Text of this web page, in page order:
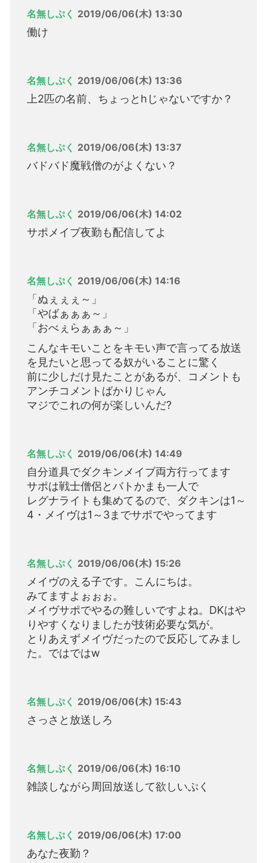
名無しぷく 2019/06/06(木) 13:30
働け
名無しぷく 2019/06/06(木) 13:36
上2匹の名前、ちょっとhじゃないですか？
名無しぷく 2019/06/06(木) 13:37
バドバド魔戦僧のがよくない？
名無しぷく 2019/06/06(木) 14:02
サポメイブ夜勤も配信してよ
名無しぷく 2019/06/06(木) 14:16
「ぬぇぇぇ～」
「やばぁぁぁ～」
「おべぇらぁぁぁ～」
こんなキモいことをキモい声で言ってる放送
を見たいと思ってる奴がいることに驚く
前に少しだけ見たことがあるが、コメントも
アンチコメントばかりじゃん
マジでこれの何が楽しいんだ?
名無しぷく 2019/06/06(木) 14:49
自分道具でダクキンメイブ両方行ってます
サポは戦士僧侶とバトかまも一人で
レグナライトも集めてるので、ダクキンは1～
4・メイヴは1～3までサポでやってます
名無しぷく 2019/06/06(木) 15:26
メイヴのえる子です。こんにちは。
みてますよぉぉぉ。
メイヴサポでやるの難しいですよね。DKはや
りやすくなりましたが技術必要な気が。
とりあえずメイヴだったので反応してみまし
た。ではではw
名無しぷく 2019/06/06(木) 15:43
さっさと放送しろ
名無しぷく 2019/06/06(木) 16:10
雑談しながら周回放送して欲しいぷく
名無しぷく 2019/06/06(木) 17:00
あなた夜勤？